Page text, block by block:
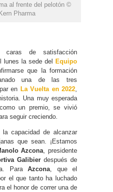
al frente del pelotón ©
Pharma
caras de satisfacción
lunes la sede del
Equipo
que la formación
una de las tres
en La Vuelta en 2022
Una muy esperada
un premio, se vivió
seguir creciendo.
la capacidad de alcanzar
que sean. ¡Estamos
Azcona , presidente
Galibier después de
ParaAzcona , que el
el que tanto ha luchado
el honor de correr una de